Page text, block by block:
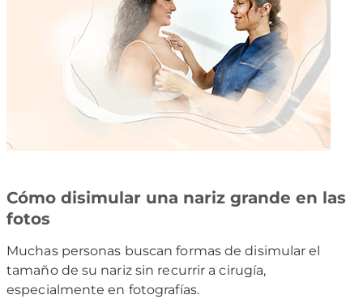
Cómo disimular una nariz grande en las
fotos
Muchas personas buscan formas de disimular el
tamaño de su nariz sin recurrir a cirugía,
especialmente en fotografías.